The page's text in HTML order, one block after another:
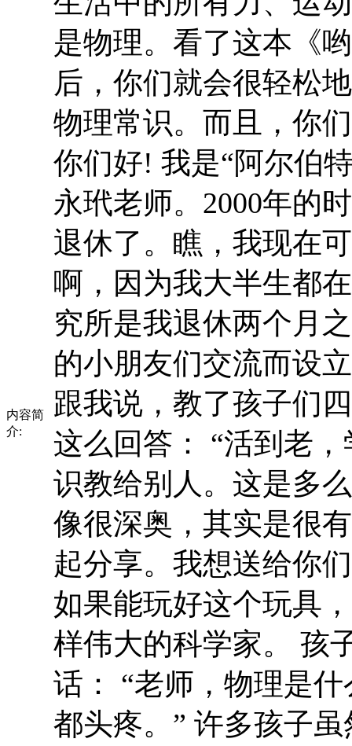
内容简
介:
是物理。看了这本《
后，你们就会很轻松
物理常识。而且，你
你们好! 我是“阿尔伯
永玳老师。2000年的
退休了。瞧，我现在
啊，因为我大半生都
究所是我退休两个月
的小朋友们交流而设
跟我说，教了孩子们
这么回答： “活到老
识教给别人。这是多
像很深奥，其实是很
起分享。我想送给你
如果能玩好这个玩具
样伟大的科学家。 孩
话： “老师，物理是
都头疼。” 许多孩子